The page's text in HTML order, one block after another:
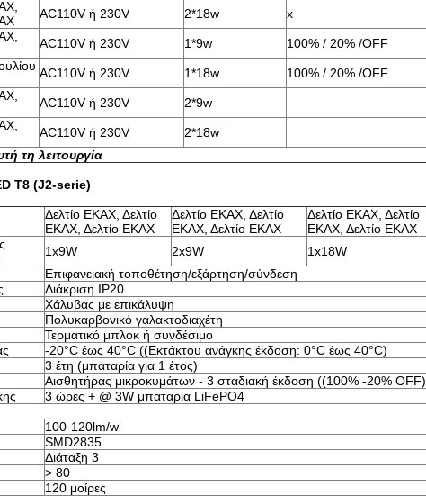
AC110V ή 230V 2*18w x
AC110V ή 230V 1*9w 100% / 20% /OFF
AC110V ή 230V 1*18w 100% / 20% /OFF
AC110V ή 230V 2*9w
AC110V ή 230V 2*18w
τη λειτουργία
T8 (J2-serie)
Δελτίο ΕΚΑΧ, Δελτίο
ΕΚΑΧ, Δελτίο ΕΚΑΧ
Δελτίο ΕΚΑΧ, Δελτίο
ΕΚΑΧ, Δελτίο ΕΚΑΧ
Δελτίο ΕΚΑΧ, Δελτίο
ΕΚΑΧ, Δελτίο ΕΚΑΧ
1x9W 2x9W 1x18W
Επιφανειακή τοποθέτηση/εξάρτηση/σύνδεση
Διάκριση IP20
Χάλυβας με επικάλυψη
Πολυκαρβονικό γαλακτοδιαχέτη
Τερματικό μπλοκ ή συνδέσιμο
-20°C έως 40°C ((Εκτάκτου ανάγκης έκδοση: 0°C έως 40°C)
3 έτη (μπαταρία για 1 έτος)
Αισθητήρας μικροκυμάτων - 3 σταδιακή έκδοση ((100% -20% OFF)
3 ώρες + @ 3W μπαταρία LiFePO4
100-120lm/w
SMD2835
Διάταξη 3
> 80
120 μοίρες